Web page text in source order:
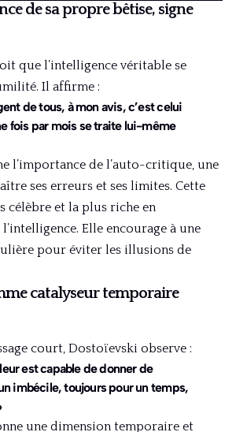
de sa propre bêtise, signe
que l’intelligence véritable se
Il affirme :
de tous, à mon avis, c’est celui
fois par mois se traite lui-même
l’importance de l’auto-critique, une
ses erreurs et ses limites. Cette
célèbre et la plus riche en
Elle encourage à une
pour éviter les illusions de
catalyseur temporaire
court, Dostoïevski observe :
est capable de donner de
imbécile, toujours pour un temps,
une dimension temporaire et